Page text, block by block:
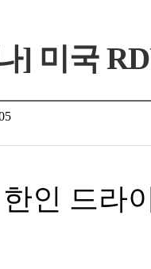
] 미국
인 드라